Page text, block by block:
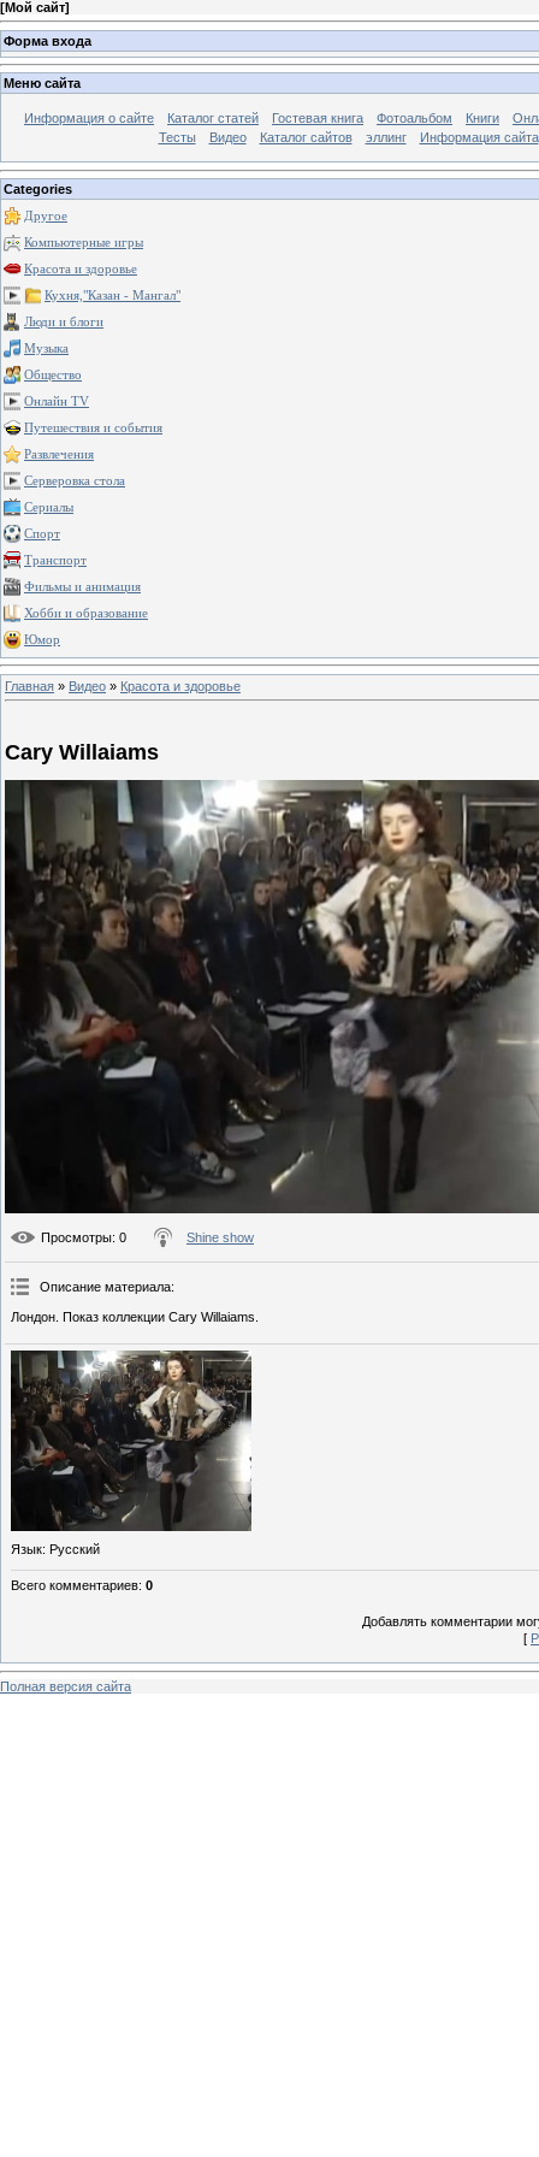
[Мой сайт]
Форма входа
Меню сайта
Информация о сайте Каталог статей Гостевая книга Фотоальбом Книги
Тесты
Видео Каталог сайтов эллинг Информация сайта
Categories
Другое
Компьютерные игры
Красота и здоровье
Кухня,"Казан - Мангал"
Люди и блоги
Музыка
Общество
Онлайн TV
Путешествия и события
Развлечения
Серверовка стола
Сериалы
Спорт
Транспорт
Фильмы и анимация
Хобби и образование
Юмор
Главная » Видео » Красота и здоровье
Cary Willaiams
Просмотры: 0 Shine show
Описание материала:
Лондон. Показ коллекции Cary Willaiams.
Язык: Русский
Всего комментариев: 0
Добавлять комментарии
[
Полная версия сайта